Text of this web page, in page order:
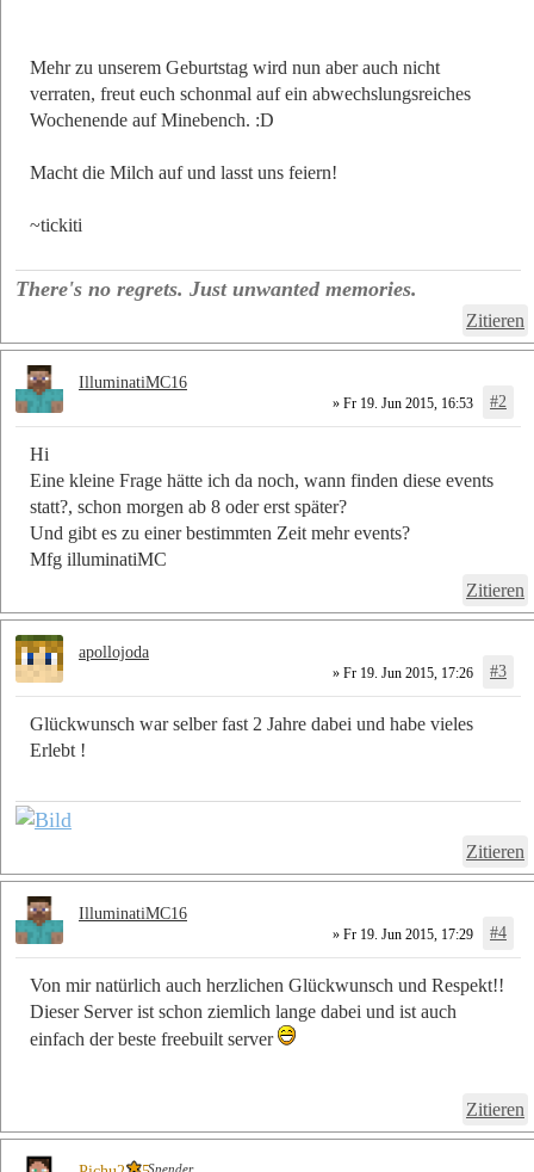
Mehr zu unserem Geburtstag wird nun aber auch nicht
verraten, freut euch schonmal auf ein abwechslungsreiches
Wochenende auf Minebench. :D
Macht die Milch auf und lasst uns feiern!
~tickiti
There's no regrets. Just unwanted memories.
Zitieren
» Fr 19. Jun 2015, 16:53 #2
Hi
Eine kleine Frage hätte ich da noch, wann finden diese events
statt?, schon morgen ab 8 oder erst später?
Und gibt es zu einer bestimmten Zeit mehr events?
Mfg illuminatiMC
Zitieren
IlluminatiMC16
» Fr 19. Jun 2015, 17:26 #3
Glückwunsch war selber fast 2 Jahre dabei und habe vieles
Erlebt !
Zitieren
apollojoda
» Fr 19. Jun 2015, 17:29 #4
Von mir natürlich auch herzlichen Glückwunsch und Respekt!!
Dieser Server ist schon ziemlich lange dabei und ist auch
einfach der beste freebuilt server
Zitieren
IlluminatiMC16
Spender